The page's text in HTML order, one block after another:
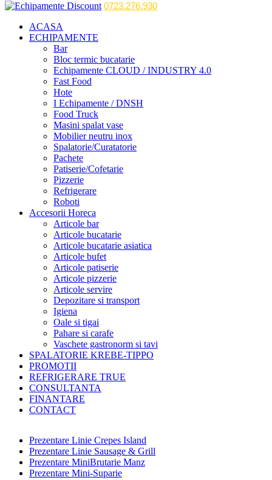
0723.276.930
ACASA
ECHIPAMENTE
Bar
Bloc termic bucatarie
Echipamente CLOUD / INDUSTRY 4.0
Fast Food
Hote
I Echipamente / DNSH
Food Truck
Masini spalat vase
Mobilier neutru inox
Spalatorie/Curatatorie
Pachete
Patiserie/Cofetarie
Pizzerie
Refrigerare
Roboti
Accesorii Horeca
Articole bar
Articole bucatarie
Articole bucatarie asiatica
Articole bufet
Articole patiserie
Articole pizzerie
Articole servire
Depozitare si transport
Igiena
Oale si tigai
Pahare si carafe
Vaschete gastronorm si tavi
SPALATORIE KREBE-TIPPO
PROMOTII
REFRIGERARE TRUE
CONSULTANTA
FINANTARE
CONTACT
Prezentare Linie Crepes Island
Prezentare Linie Sausage & Grill
Prezentare MiniBrutarie Manz
Prezentare Mini-Suparie